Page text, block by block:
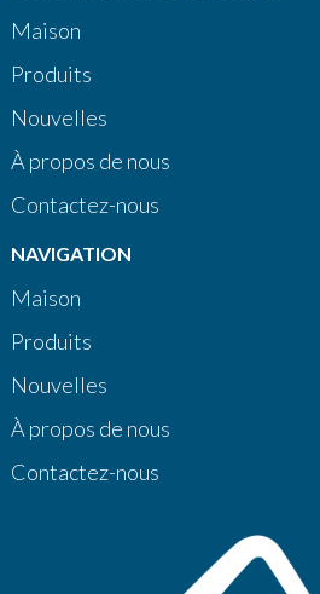
Maison
Produits
Nouvelles
À propos de nous
Contactez-nous
NAVIGATION
Maison
Produits
Nouvelles
À propos de nous
Contactez-nous